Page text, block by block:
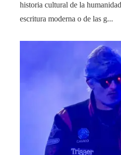
historia cultural de la
escritura moderna o de las g...